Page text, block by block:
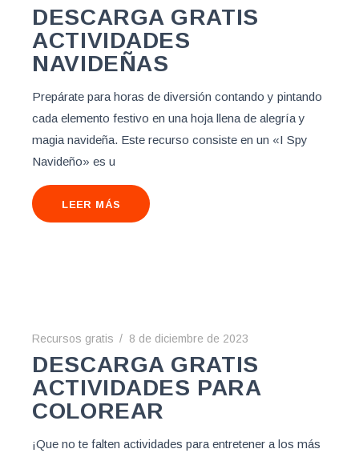
DESCARGA GRATIS
ACTIVIDADES
NAVIDEÑAS
Prepárate para horas de diversión contando y pintando
cada elemento festivo en una hoja llena de alegría y
magia navideña. Este recurso consiste en un «I Spy
Navideño» es u
LEER MÁS
Recursos gratis 8 de diciembre de 2023
DESCARGA GRATIS
ACTIVIDADES PARA
COLOREAR
¡Que no te falten actividades para entretener a los más